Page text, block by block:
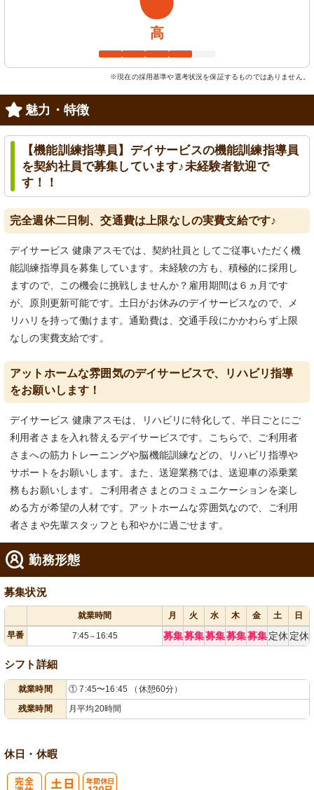
高
※現在の採用基準や選考状況を保証するものではありません。
魅力・特徴
【機能訓練指導員】デイサービスの機能訓練指導員
を契約社員で募集しています♪未経験者歓迎で
す！！
完全週休二日制、交通費は上限なしの実費支給です♪
デイサービス 健康アスモでは、契約社員としてご従事いただく機
能訓練指導員を募集しています。未経験の方も、積極的に採用し
ますので、この機会に挑戦しませんか？雇用期間は６ヵ月です
が、原則更新可能です。土日がお休みのデイサービスなので、メ
リハリを持って働けます。通勤費は、交通手段にかかわらず上限
なしの実費支給です。
アットホームな雰囲気のデイサービスで、リハビリ指導
をお願いします！
デイサービス 健康アスモは、リハビリに特化して、半日ごとにご
利用者さまを入れ替えるデイサービスです。こちらで、ご利用者
さまへの筋力トレーニングや脳機能訓練などの、リハビリ指導や
サポートをお願いします。また、送迎業務では、送迎車の添乗業
務もお願いします。ご利用者さまとのコミュニケーションを楽し
める方が希望の人材です。アットホームな雰囲気なので、ご利用
者さまや先輩スタッフとも和やかに過ごせます。
勤務形態
募集状況
就業時間 月 火 水 木 金 土
日
早番
7:45 ～ 16:45 募集募集募集募集募集 定休 定休
シフト詳細
就業時間
① 7:45〜16:45 （休憩60分）
残業時間
月平均20時間
休日・休暇